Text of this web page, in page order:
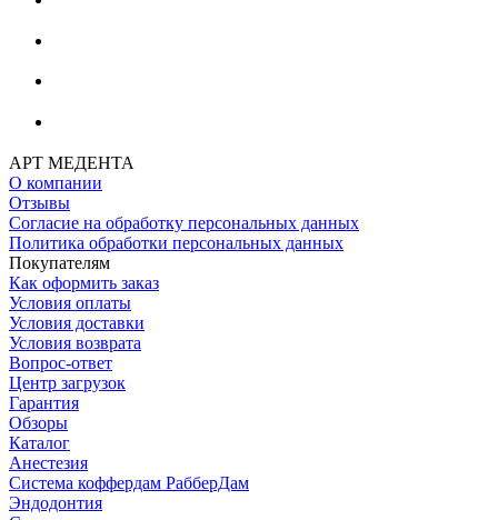
АРТ МЕДЕНТА
О компании
Отзывы
Согласие на обработку персональных данных
Политика обработки персональных данных
Покупателям
Как оформить заказ
Условия оплаты
Условия доставки
Условия возврата
Вопрос-ответ
Центр загрузок
Гарантия
Обзоры
Каталог
Анестезия
Система коффердам РабберДам
Эндодонтия